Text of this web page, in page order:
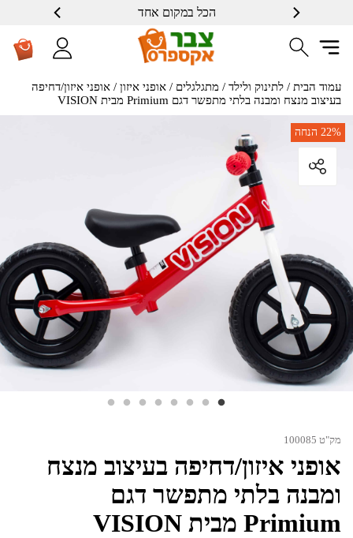
הכל במקום אחד
עמוד הבית / לתינוק ולילד / מתגלגלים / אופני איזון / אופני איזון/דחיפה
בעיצוב מנצח ומבנה בלתי מתפשר דגם Primium מבית VISION
22% הנחה
מק"ט 100085
אופני איזון/דחיפה בעיצוב מנצח
ומבנה בלתי מתפשר דגם
Primium מבית VISION